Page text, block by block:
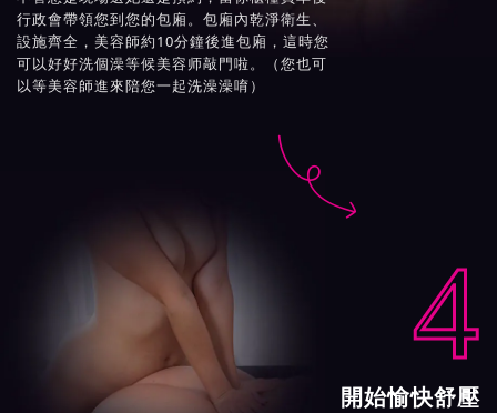
行政會帶領您到您的包廂。包廂內乾淨衛生、
設施齊全，美容師約10分鐘後進包廂，這時您
可以好好洗個澡等候美容师敲門啦。（您也可
以等美容師進來陪您一起洗澡澡唷）

4
開始愉快舒壓